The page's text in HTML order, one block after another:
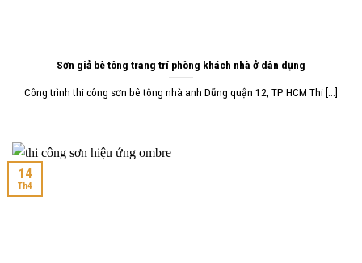
Sơn giả bê tông trang trí phòng khách nhà ở dân dụng
Công trình thi công sơn bê tông nhà anh Dũng quận 12, TP HCM Thi [...]
14
Th4